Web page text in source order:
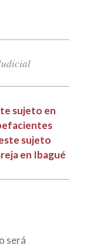
sujeto en
sujeto
en Ibagué
será